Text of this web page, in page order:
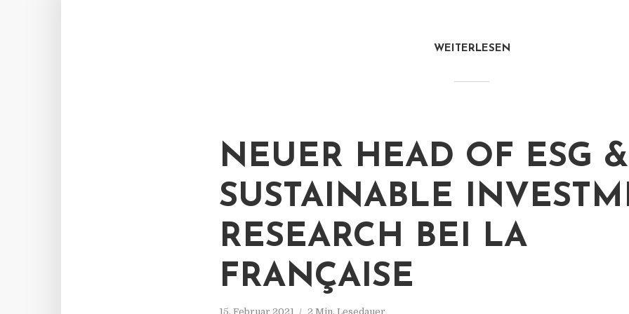
WEITERLESEN
NEUER HEAD OF ESG &
SUSTAINABLE
RESEARCH BEI LA
FRANÇAISE
15. Februar 2021 2 Min. Lesedauer